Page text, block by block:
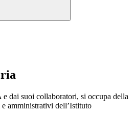
dai suoi collaboratori, si occupa della
amministrativi dell’Istituto